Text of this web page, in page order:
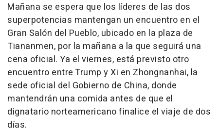
Mañana se espera que los líderes de las dos
superpotencias mantengan un encuentro en el
Gran Salón del Pueblo, ubicado en la plaza de
Tiananmen, por la mañana a la que seguirá una
cena oficial. Ya el viernes, está previsto otro
encuentro entre Trump y Xi en Zhongnanhai, la
sede oficial del Gobierno de China, donde
mantendrán una comida antes de que el
dignatario norteamericano finalice el viaje de dos
días.